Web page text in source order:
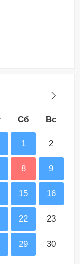
Сб Вс
1 2
8 9
15 16
22 23
29 30